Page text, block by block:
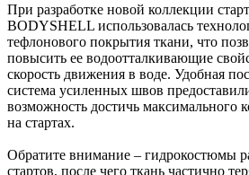
При разработке новой коллекции
BODYSHELL использовалась
тефлонового покрытия ткани, что
повысить ее водоотталкивающие
скорость движения в воде. Удобная
система усиленных швов
возможность достичь максимального
на стартах.
Обратите внимание – гидрокостюмы
стартов, после чего ткань частично